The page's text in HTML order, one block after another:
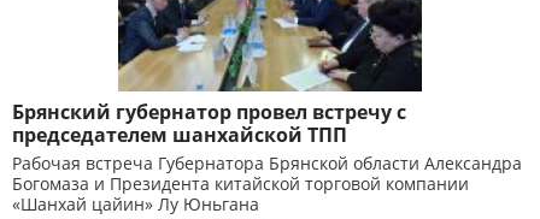
Брянский губернатор провел встречу с
председателем шанхайской ТПП
Рабочая встреча Губернатора Брянской области Александра
Богомаза и Президента китайской торговой компании
«Шанхай цайин» Лу Юньгана